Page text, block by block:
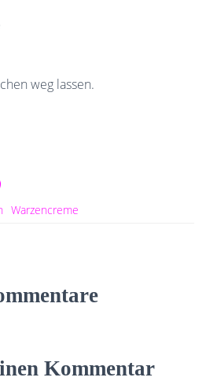
weg lassen.
Warzencreme
Kommentar